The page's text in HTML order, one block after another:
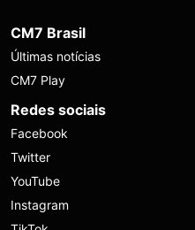
CM7 Brasil
Últimas notícias
CM7 Play
Redes sociais
Facebook
Twitter
YouTube
Instagram